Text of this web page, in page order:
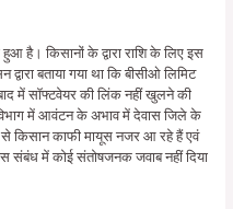
है। किसानों के द्वारा राशि के लिए इस
बताया गया था कि बीसीओ लिमिट
में सॉफ्टवेयर की लिंक नहीं खुलने की
विभाग में आवंटन के अभाव में देवास जिले के
से किसान काफी मायूस नजर आ रहे हैं एवं
इस संबंध में कोई संतोषजनक जवाब नहीं दिया